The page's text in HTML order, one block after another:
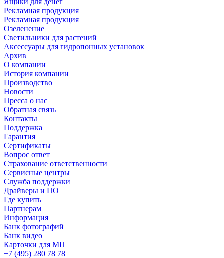
Ящики для денег
Рекламная продукция
Рекламная продукция
Озеленение
Светильники для растений
Аксессуары для гидропонных установок
Архив
О компании
История компании
Производство
Новости
Пресса о нас
Обратная связь
Контакты
Поддержка
Гарантия
Сертификаты
Вопрос ответ
Страхование ответственности
Сервисные центры
Служба поддержки
Драйверы и ПО
Где купить
Партнерам
Информация
Банк фотографий
Банк видео
Карточки для МП
+7 (495) 280 78 78